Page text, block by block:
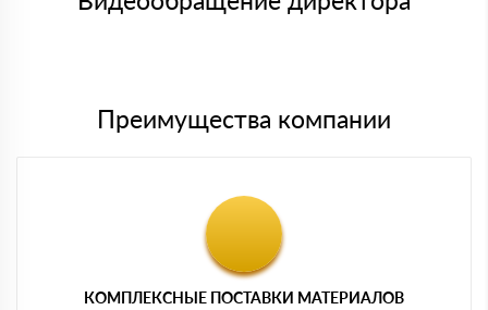
Преимущества компании
КОМПЛЕКСНЫЕ ПОСТАВКИ МАТЕРИАЛОВ